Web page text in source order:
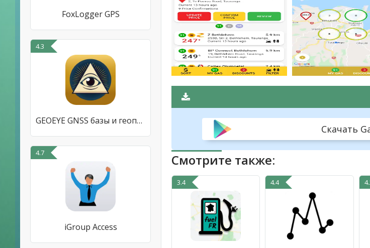
FoxLogger GPS
4.3
GEOEYE GNSS базы и геопункты
4.7
iGroup Access
Скачать
Смотрите также:
3.4 4.4